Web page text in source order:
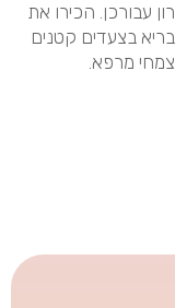
עבורכן. הכירו את
בצעדים קטנים
מרפא.